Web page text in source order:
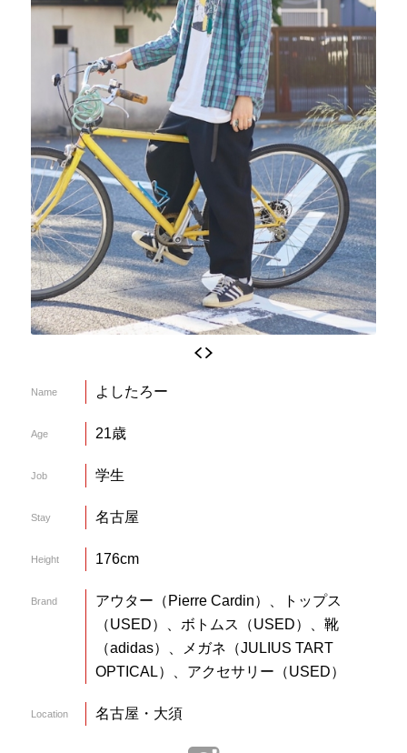
Name よしたろー
Age 21歳
Job 学生
Stay 名古屋
Height 176cm
Brand
アウター（Pierre Cardin）、トップス
（USED）、ボトムス（USED）、靴
（adidas）、メガネ（JULIUS TART
OPTICAL）、アクセサリー（USED）
Location 名古屋・大須